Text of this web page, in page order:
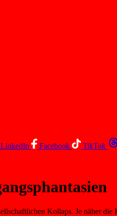
LinkedIn Facebook TikTok
Kollaps. Je näher